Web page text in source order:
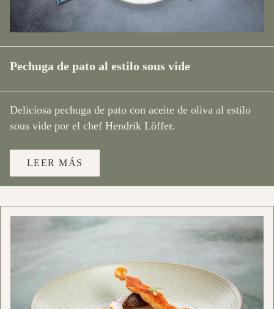
Pechuga de pato al estilo sous vide
Deliciosa pechuga de pato con aceite de oliva al estilo
sous vide por el chef Hendrik Löffer.
LEER MÁS